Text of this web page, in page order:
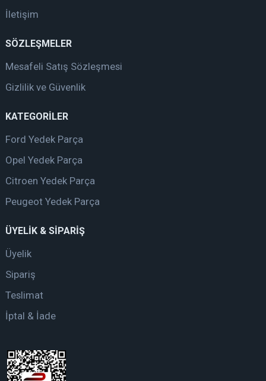
İletişim
SÖZLEŞMELER
Mesafeli Satış Sözleşmesi
Gizlilik ve Güvenlik
KATEGORİLER
Ford Yedek Parça
Opel Yedek Parça
Citroen Yedek Parça
Peugeot Yedek Parça
ÜYELİK & SİPARİŞ
Üyelik
Sipariş
Teslimat
İptal & İade